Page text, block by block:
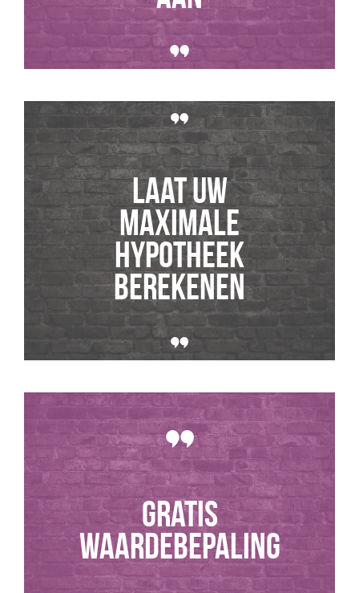
Laat uw
maximale
hypotheek
berekenen
GRATIS
WAARDEBEPALING